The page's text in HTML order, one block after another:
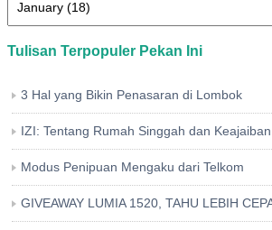
Tulisan Terpopuler Pekan Ini
3 Hal yang Bikin Penasaran di Lombok
IZI: Tentang Rumah Singgah dan
Modus Penipuan Mengaku dari Telkom
GIVEAWAY LUMIA 1520, TAHU LEBIH